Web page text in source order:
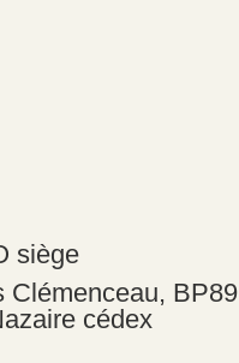
siège
Clémenceau, BP89
cédex